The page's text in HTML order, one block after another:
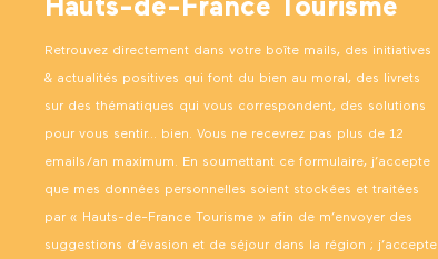
Hauts-de-France Tourisme
Retrouvez directement dans votre boîte mails, des initiatives
& actualités positives qui font du bien au moral, des livrets
sur des thématiques qui vous correspondent, des solutions
pour vous sentir… bien. Vous ne recevrez pas plus de 12
emails/an maximum. En soumettant ce formulaire, j’accepte
que mes données personnelles soient stockées et traitées
par « Hauts-de-France Tourisme » afin de m’envoyer des
suggestions d’évasion et de séjour dans la région ; j’accepte